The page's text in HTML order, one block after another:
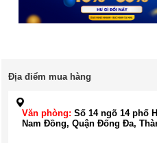
Địa điểm mua hàng
Văn phòng: Số 14 ngõ 14 phố
Nam Đồng, Quận Đống Đa,